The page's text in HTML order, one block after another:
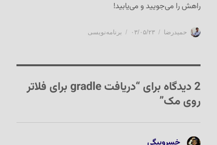
راهش را می‌جویید و می‌یابید!
نویسنده
حمیدرضا
ارسال
۰۳/۰۵/۲۳ دسته‌ها
برنامه‌نویسی
2 دیدگاه برای “دریافت gradle برای فلاتر
روی مک”